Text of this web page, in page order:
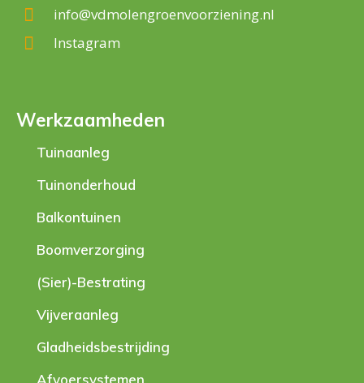
info@vdmolengroenvoorziening.nl
Instagram
Werkzaamheden
Tuinaanleg
Tuinonderhoud
Balkontuinen
Boomverzorging
(Sier)-Bestrating
Vijveraanleg
Gladheidsbestrijding
Afvoersystemen